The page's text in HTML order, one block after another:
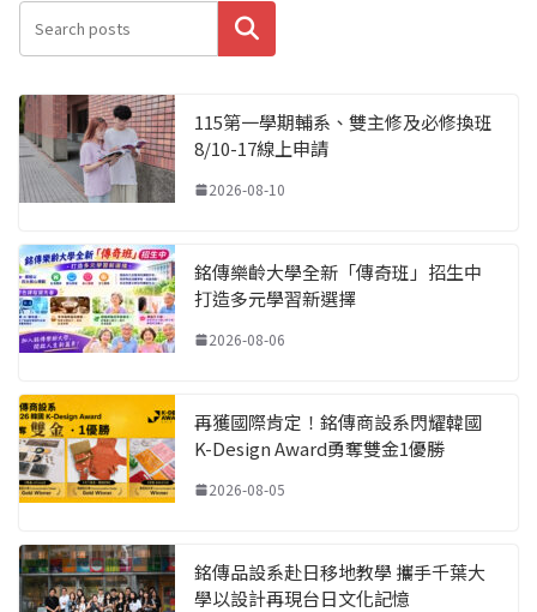
搜尋
115第一學期輔系、雙主修及必修換班
8/10-17線上申請
2026-08-10
銘傳樂齡大學全新「傳奇班」招生中
打造多元學習新選擇
2026-08-06
再獲國際肯定！銘傳商設系閃耀韓國
K-Design Award勇奪雙金1優勝
2026-08-05
銘傳品設系赴日移地教學 攜手千葉大
學以設計再現台日文化記憶